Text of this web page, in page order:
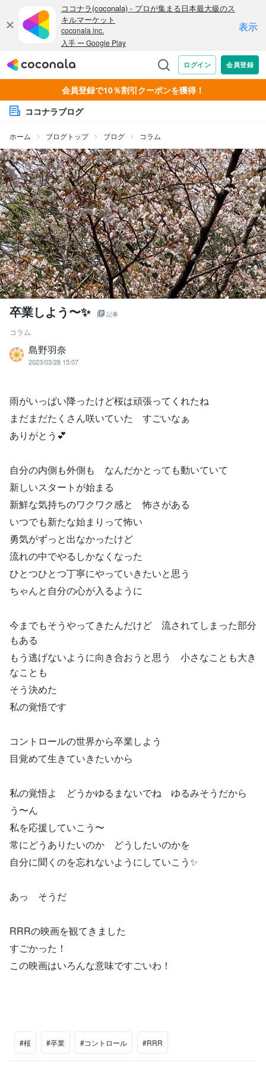
会員登録で10％割引クーポンを獲得！
ココナラブログ
ホーム ブログトップ ブログ コラム
卒業しよう〜✨ 記事
コラム
島野羽奈
2023/03/28 15:07
雨がいっぱい降ったけど桜は頑張ってくれたね
まだまだたくさん咲いていた すごいなぁ
ありがとう💕
自分の内側も外側も なんだかとっても動いていて
新しいスタートが始まる
新鮮な気持ちのワクワク感と 怖さがある
いつでも新たな始まりって怖い
勇気がずっと出なかったけど
流れの中でやるしかなくなった
ひとつひとつ丁寧にやっていきたいと思う
ちゃんと自分の心が入るように
今までもそうやってきたんだけど 流されてしまった部分
もある
もう逃げないように向き合おうと思う 小さなことも大き
なことも
そう決めた
私の覚悟です
コントロールの世界から卒業しよう
目覚めて生きていきたいから
私の覚悟よ どうかゆるまないでね ゆるみそうだから
う〜ん
私を応援していこう〜
常にどうありたいのか どうしたいのかを
自分に聞くのを忘れないようにしていこう✨
あっ そうだ
RRRの映画を観てきました
すごかった！
この映画はいろんな意味ですごいわ！
#桜 #卒業 #コントロール #RRR